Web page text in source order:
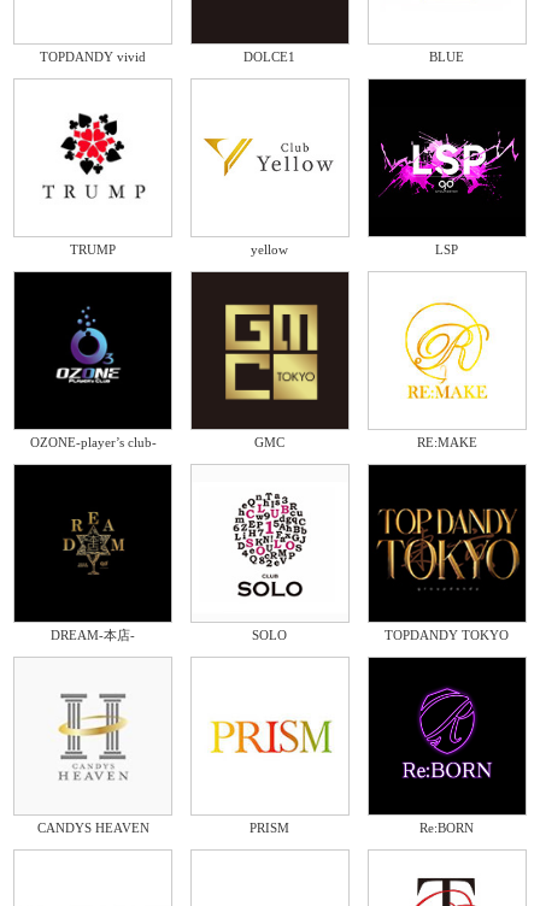
TOPDANDY vivid DOLCE1 BLUE
TRUMP yellow LSP
OZONE-player’s club- GMC RE:MAKE
DREAM-本店- SOLO TOPDANDY TOKYO
CANDYS HEAVEN PRISM Re:BORN